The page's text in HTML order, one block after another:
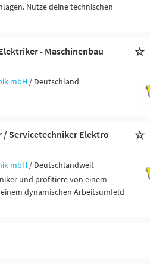
Nutze deine technischen
- Maschinenbau
mbH / Deutschland
Servicetechniker Elektro
mbH / Deutschlandweit
und profitiere von einem
dynamischen Arbeitsumfeld